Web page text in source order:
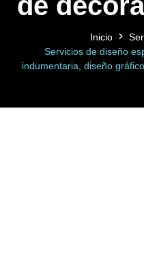
Inicio
Servicios de diseño
indumentaria, diseño